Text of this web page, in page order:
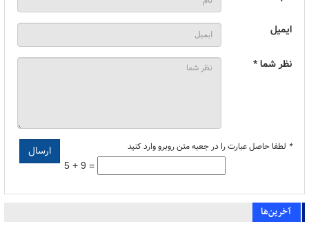
ایمیل
نظر شما *
* لطفا حاصل عبارت را در جعبه متن روبرو وارد کنید
5 + 9 =
آخرین‌ها